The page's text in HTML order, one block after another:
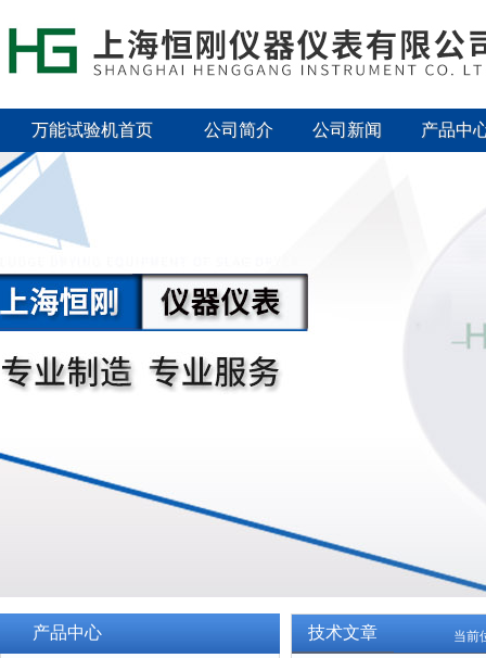
万能试验机首页 公司简介 公司新闻 产品中
产品中心 当前
技术文章